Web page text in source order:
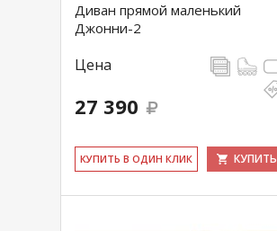
Диван прямой маленький
Джонни-2
Цена
27 390
КУ­ПИТЬ В ОДИН КЛИК КУПИТЬ